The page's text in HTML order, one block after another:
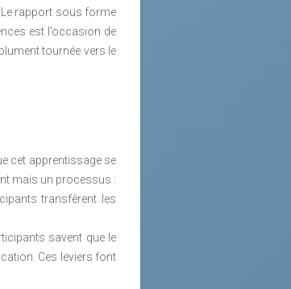
rapport sous forme
est l’occasion de
tournée vers le
cet apprentissage se
mais un processus :
transfèrent les
savent que le
Ces leviers font